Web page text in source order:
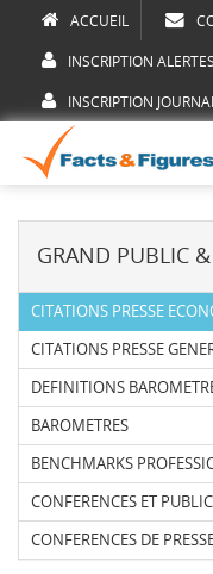
ACCUEIL
INSCRIPTION ALERTES
INSCRIPTION
GRAND PUBLIC
CITATIONS PRESSE
CITATIONS PRESSE
DEFINITIONS
BAROMETRES
BENCHMARKS
CONFERENCES ET
CONFERENCES DE